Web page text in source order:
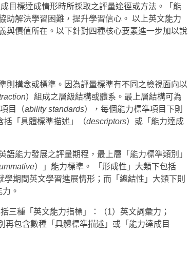
目標達成情形時所採取之評量途徑或方法。「能
助解決學習困難，提升學習信心。 以上英文能力
與價值所在。以下針對四種核心要素進一步加以說
則構念或標準。因為評量標準有不同之檢視面向以
）組成之層級結構或體系。最上層結構可為
目（ability standards），每個能力標準項目下則
括「具體標準描述」（descriptors）或「能力達成
能力發展之評量期程，最上層「能力標準類別」
）」能力標準。 「形成性」大類下包括
期間英文學習進展情形；而「總結性」大類下則
。
三種「英文能力指標」：（1）英文詞彙力；
再包含數種「具體標準描述」或「能力達成目